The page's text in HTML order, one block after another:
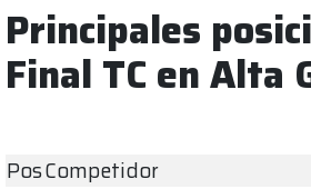
Principales
Final TC en Alta
PosCompetidor